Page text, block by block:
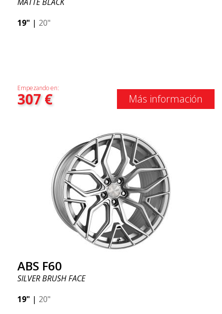
19" | 20"
Empezando en:
307€ Más información
ABS F60
SILVER BRUSH FACE
19" | 20"